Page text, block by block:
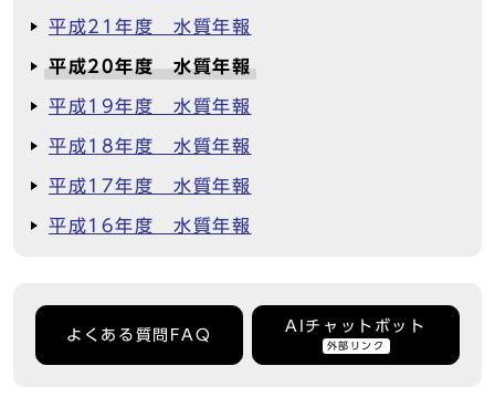
平成21年度 水質年報
平成20年度 水質年報
平成19年度 水質年報
平成18年度 水質年報
平成17年度 水質年報
平成16年度 水質年報
よくある質問FAQ
AIチャットボット
外部リンク